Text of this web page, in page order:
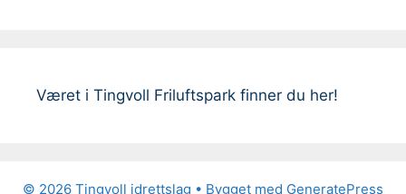
Været i Tingvoll Friluftspark finner du her!
© 2026 Tingvoll idrettslag • Bygget med GeneratePress